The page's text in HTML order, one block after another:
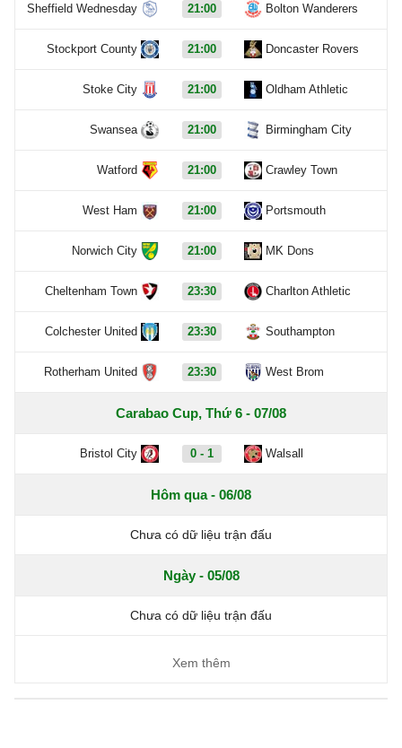
Sheffield Wednesday 21:00 Bolton Wanderers
Stockport County 21:00 Doncaster Rovers
Stoke City 21:00 Oldham Athletic
Swansea 21:00 Birmingham City
Watford 21:00 Crawley Town
West Ham 21:00 Portsmouth
Norwich City 21:00 MK Dons
Cheltenham Town 23:30 Charlton Athletic
Colchester United 23:30 Southampton
Rotherham United 23:30 West Brom
Carabao Cup, Thứ 6 - 07/08
Bristol City 0 - 1 Walsall
Hôm qua - 06/08
Chưa có dữ liệu trận đấu
Ngày - 05/08
Chưa có dữ liệu trận đấu
Xem thêm